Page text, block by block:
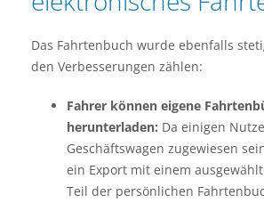
Das Fahrtenbuch wurde ebenfalls
den Verbesserungen zählen:
Fahrer können eigene
herunterladen: Da einigen
Geschäftswagen zugewiesen
ein Export mit einem
Teil der persönlichen